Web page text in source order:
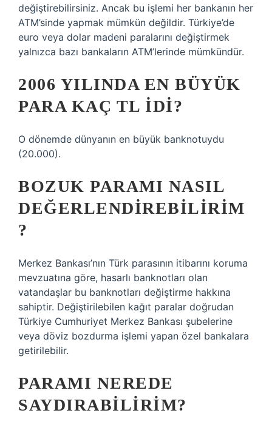
değiştirebilirsiniz. Ancak bu işlemi her bankanın her
ATM’sinde yapmak mümkün değildir. Türkiye’de
euro veya dolar madeni paralarını değiştirmek
yalnızca bazı bankaların ATM’lerinde mümkündür.
2006 YILINDA EN BÜYÜK
PARA KAÇ TL IDI?
O dönemde dünyanın en büyük banknotuydu
(20.000).
BOZUK PARAMI NASIL
DEĞERLENDIREBILIRIM
?
Merkez Bankası’nın Türk parasının itibarını koruma
mevzuatına göre, hasarlı banknotları olan
vatandaşlar bu banknotları değiştirme hakkına
sahiptir. Değiştirilebilen kağıt paralar doğrudan
Türkiye Cumhuriyet Merkez Bankası şubelerine
veya döviz bozdurma işlemi yapan özel bankalara
getirilebilir.
PARAMI NEREDE
SAYDIRABILIRIM?